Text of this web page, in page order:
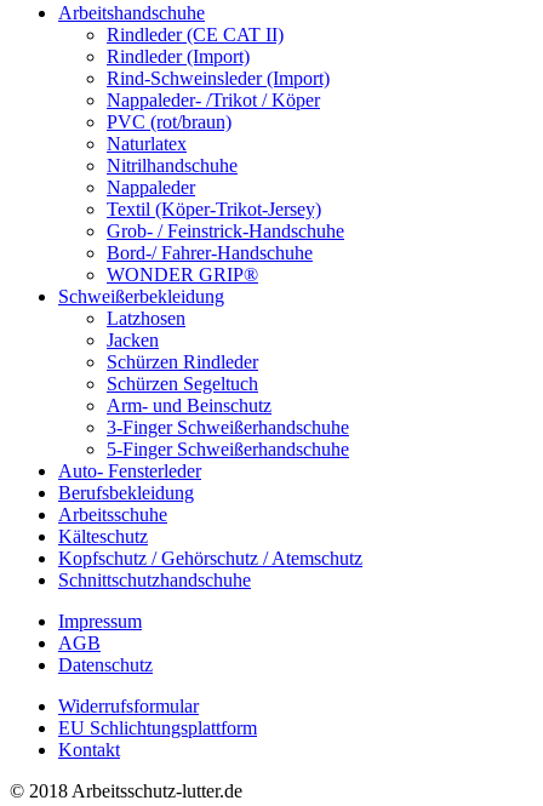
Arbeitshandschuhe
Rindleder (CE CAT II)
Rindleder (Import)
Rind-Schweinsleder (Import)
Nappaleder- /Trikot / Köper
PVC (rot/braun)
Naturlatex
Nitrilhandschuhe
Nappaleder
Textil (Köper-Trikot-Jersey)
Grob- / Feinstrick-Handschuhe
Bord-/ Fahrer-Handschuhe
WONDER GRIP®
Schweißerbekleidung
Latzhosen
Jacken
Schürzen Rindleder
Schürzen Segeltuch
Arm- und Beinschutz
3-Finger Schweißerhandschuhe
5-Finger Schweißerhandschuhe
Auto- Fensterleder
Berufsbekleidung
Arbeitsschuhe
Kälteschutz
Kopfschutz / Gehörschutz / Atemschutz
Schnittschutzhandschuhe
Impressum
AGB
Datenschutz
Widerrufsformular
EU Schlichtungsplattform
Kontakt
© 2018 Arbeitsschutz-lutter.de